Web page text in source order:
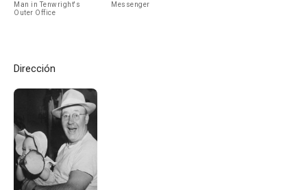
Man in Tenwright's
Outer Office
Messenger
Dirección